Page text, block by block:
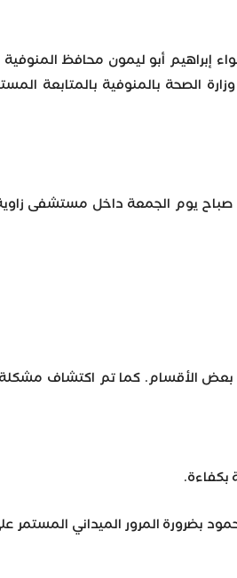
إبراهيم أبو ليمون محافظ
الصحة بالمنوفية بالمتابعة
صباح يوم الجمعة داخل مستشفى زاوية
الأقسام. كما تم اكتشاف مشكلة
بكفاءة.
بضرورة المرور الميداني